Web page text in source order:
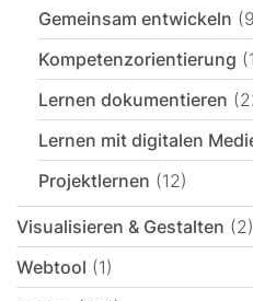
Gemeinsam entwickeln
Kompetenzorientierung
Lernen dokumentieren
Lernen mit digitalen
Projektlernen (12)
Visualisieren & Gestalten (2)
Webtool (1)